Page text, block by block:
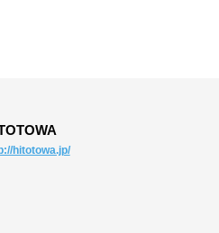
hitotowa.jp/